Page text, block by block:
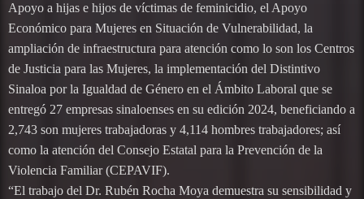
Apoyo a hijas e hijos de víctimas de feminicidio, el Apoyo
Económico para Mujeres en Situación de Vulnerabilidad, la
ampliación de infraestructura para atención como lo son los Centros
de Justicia para las Mujeres, la implementación del Distintivo
Sinaloa por la Igualdad de Género en el Ámbito Laboral que se
entregó 27 empresas sinaloenses en su edición 2024, beneficiando a
2,743 son mujeres trabajadoras y 4,114 hombres trabajadores; así
como la atención del Consejo Estatal para la Prevención de la
Violencia Familiar (CEPAVIF).
“El trabajo del Dr. Rubén Rocha Moya demuestra su sensibilidad y